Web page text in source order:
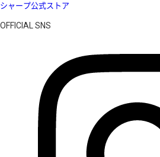
シャープ公式ストア
OFFICIAL SNS